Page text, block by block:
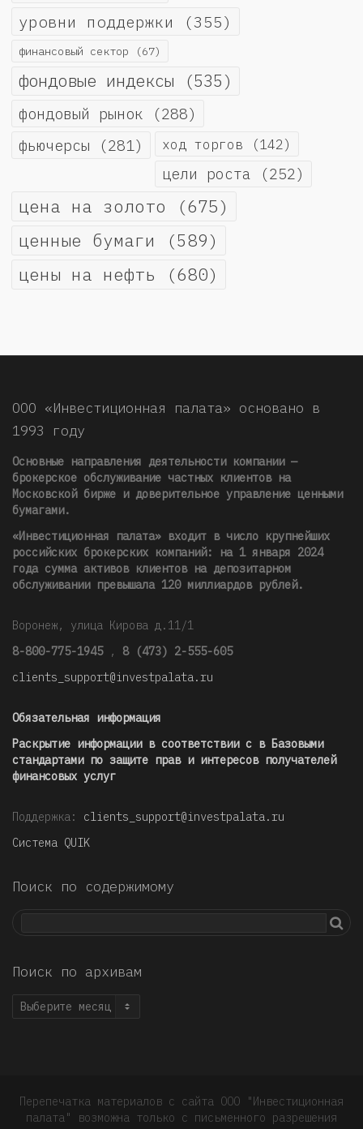
уровни поддержки (355)
финансовый сектор (67)
фондовые индексы (535)
фондовый рынок (288)
фьючерсы (281) ход торгов (142)
цели роста (252)
цена на золото (675)
ценные бумаги (589)
цены на нефть (680)
ООО «Инвестиционная палата» основано в
1993 году
Основные направления деятельности компании —
брокерское обслуживание частных клиентов на
Московской бирже и доверительное управление ценными
бумагами.
«Инвестиционная палата» входит в число крупнейших
российских брокерских компаний: на 1 января 2024
года сумма активов клиентов на депозитарном
обслуживании превышала 120 миллиардов рублей.
Воронеж, улица Кирова д.11/1
8-800-775-1945 , 8 (473) 2-555-605
clients_support@investpalata.ru
Обязательная информация
Раскрытие информации в соответствии с в Базовыми
стандартами по защите прав и интересов получателей
финансовых услуг
Поддержка: clients_support@investpalata.ru
Система QUIK
Поиск по содержимому
Поиск по архивам
Поиск
Перепечатка материалов с сайта ООО "Инвестиционная
палата" возможна только с письменного разрешения